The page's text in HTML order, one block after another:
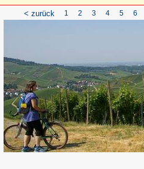
< zurück 1 2 3 4 5 6